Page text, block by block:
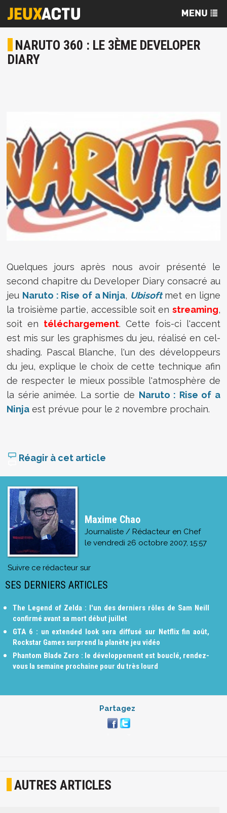
NARUTO 360 : LE 3ÈME DEVELOPER
DIARY
Quelques jours après nous avoir présenté le
second chapitre du Developer Diary consacré au
jeu Naruto : Rise of a Ninja, Ubisoftmet en ligne
la troisième partie, accessible soit en streaming,
soit en téléchargement. Cette fois-ci l'accent
est mis sur les graphismes du jeu, réalisé en cel-
shading. Pascal Blanche, l'un des développeurs
du jeu, explique le choix de cette technique afin
de respecter le mieux possible l'atmosphère de
la série animée. La sortie de Naruto : Rise of a
Ninja est prévue pour le 2 novembre prochain.
Réagir à cet article
Maxime Chao
Journaliste / Rédacteur en Chef
le vendredi 26 octobre 2007, 15:57
Suivre ce rédacteur sur
SES DERNIERS ARTICLES
The Legend of Zelda : l'un des derniers rôles de Sam Neill
confirmé avant sa mort début juillet
GTA 6 : un extended look sera diffusé sur Netflix fin août,
Rockstar Games surprend la planète jeu vidéo
Phantom Blade Zero : le développement est bouclé, rendez-
vous la semaine prochaine pour du très lourd
Partagez
AUTRES ARTICLES